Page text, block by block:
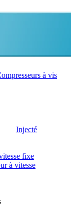
à vis
Injecté
fixe
à vitesse